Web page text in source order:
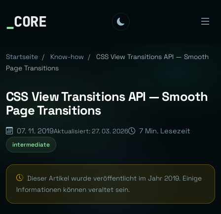
_CORE
Startseite / Know-how /
CSS View Transitions API — Smooth
Page Transitions
CSS View Transitions API — Smooth
Page Transitions
07. 11. 2019Aktualisiert: 27. 03. 2026 7 Min. Lesezeit
intermediate
Dieser Artikel wurde veröffentlicht im Jahr 2019. Einige
Informationen können veraltet sein.